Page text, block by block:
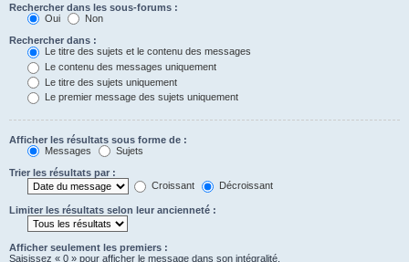
Rechercher dans les sous-forums :
Oui
Non
Rechercher dans :
Le titre des sujets et le contenu des messages
Le contenu des messages uniquement
Le titre des sujets uniquement
Le premier message des sujets uniquement
Afficher les résultats sous forme de :
Messages
Sujets
Trier les résultats par :
Croissant
Décroissant
Limiter les résultats selon leur ancienneté :
Afficher seulement les premiers :
Saisissez « 0 » pour afficher le message dans son intégralité.